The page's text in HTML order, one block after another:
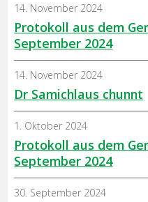
Protokoll aus dem
September 2024
14. November 2024
Dr Samichlaus chunnt
14. November 2024
Protokoll aus dem
September 2024
1. Oktober 2024
30. September 2024